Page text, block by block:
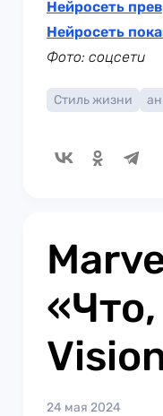
Нейросеть
Нейросеть
Фото: соцсети
Стиль жизни
24 мая 2024